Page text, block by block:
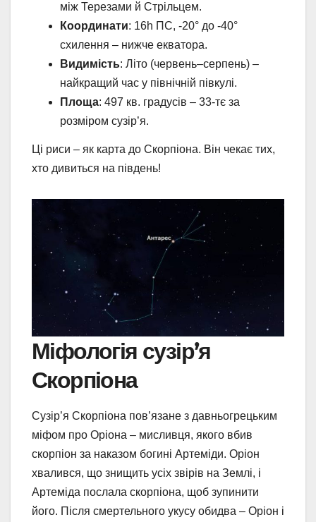
між Терезами й Стрільцем.
Координати: 16h ПС, -20° до -40°
схилення – нижче екватора.
Видимість: Літо (червень–серпень) –
найкращий час у північній півкулі.
Площа: 497 кв. градусів – 33-тє за
розміром сузір’я.
Ці риси – як карта до Скорпіона. Він чекає тих,
хто дивиться на південь!
Міфологія сузір’я
Скорпіона
Сузір’я Скорпіона пов’язане з давньогрецьким
міфом про Оріона – мисливця, якого вбив
скорпіон за наказом богині Артеміди. Оріон
хвалився, що знищить усіх звірів на Землі, і
Артеміда послала скорпіона, щоб зупинити
його. Після смертельного укусу обидва – Оріон і